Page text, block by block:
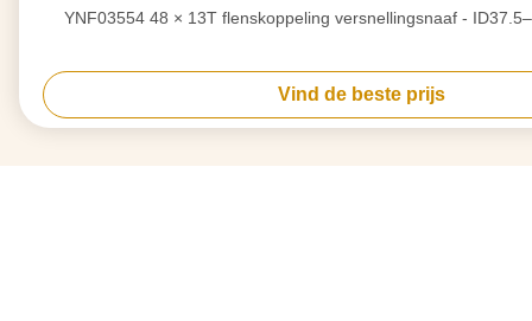
YNF03554 48 × 13T flenskoppeling versnellingsnaaf -
Vind de beste prijs